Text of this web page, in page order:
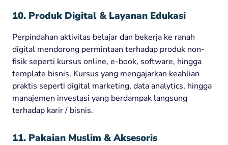
10. Produk Digital & Layanan Edukasi
Perpindahan aktivitas belajar dan bekerja ke ranah
digital mendorong permintaan terhadap produk non-
fisik seperti kursus online, e-book, software, hingga
template bisnis. Kursus yang mengajarkan keahlian
praktis seperti digital marketing, data analytics, hingga
manajemen investasi yang berdampak langsung
terhadap karir / bisnis.
11. Pakaian Muslim & Aksesoris